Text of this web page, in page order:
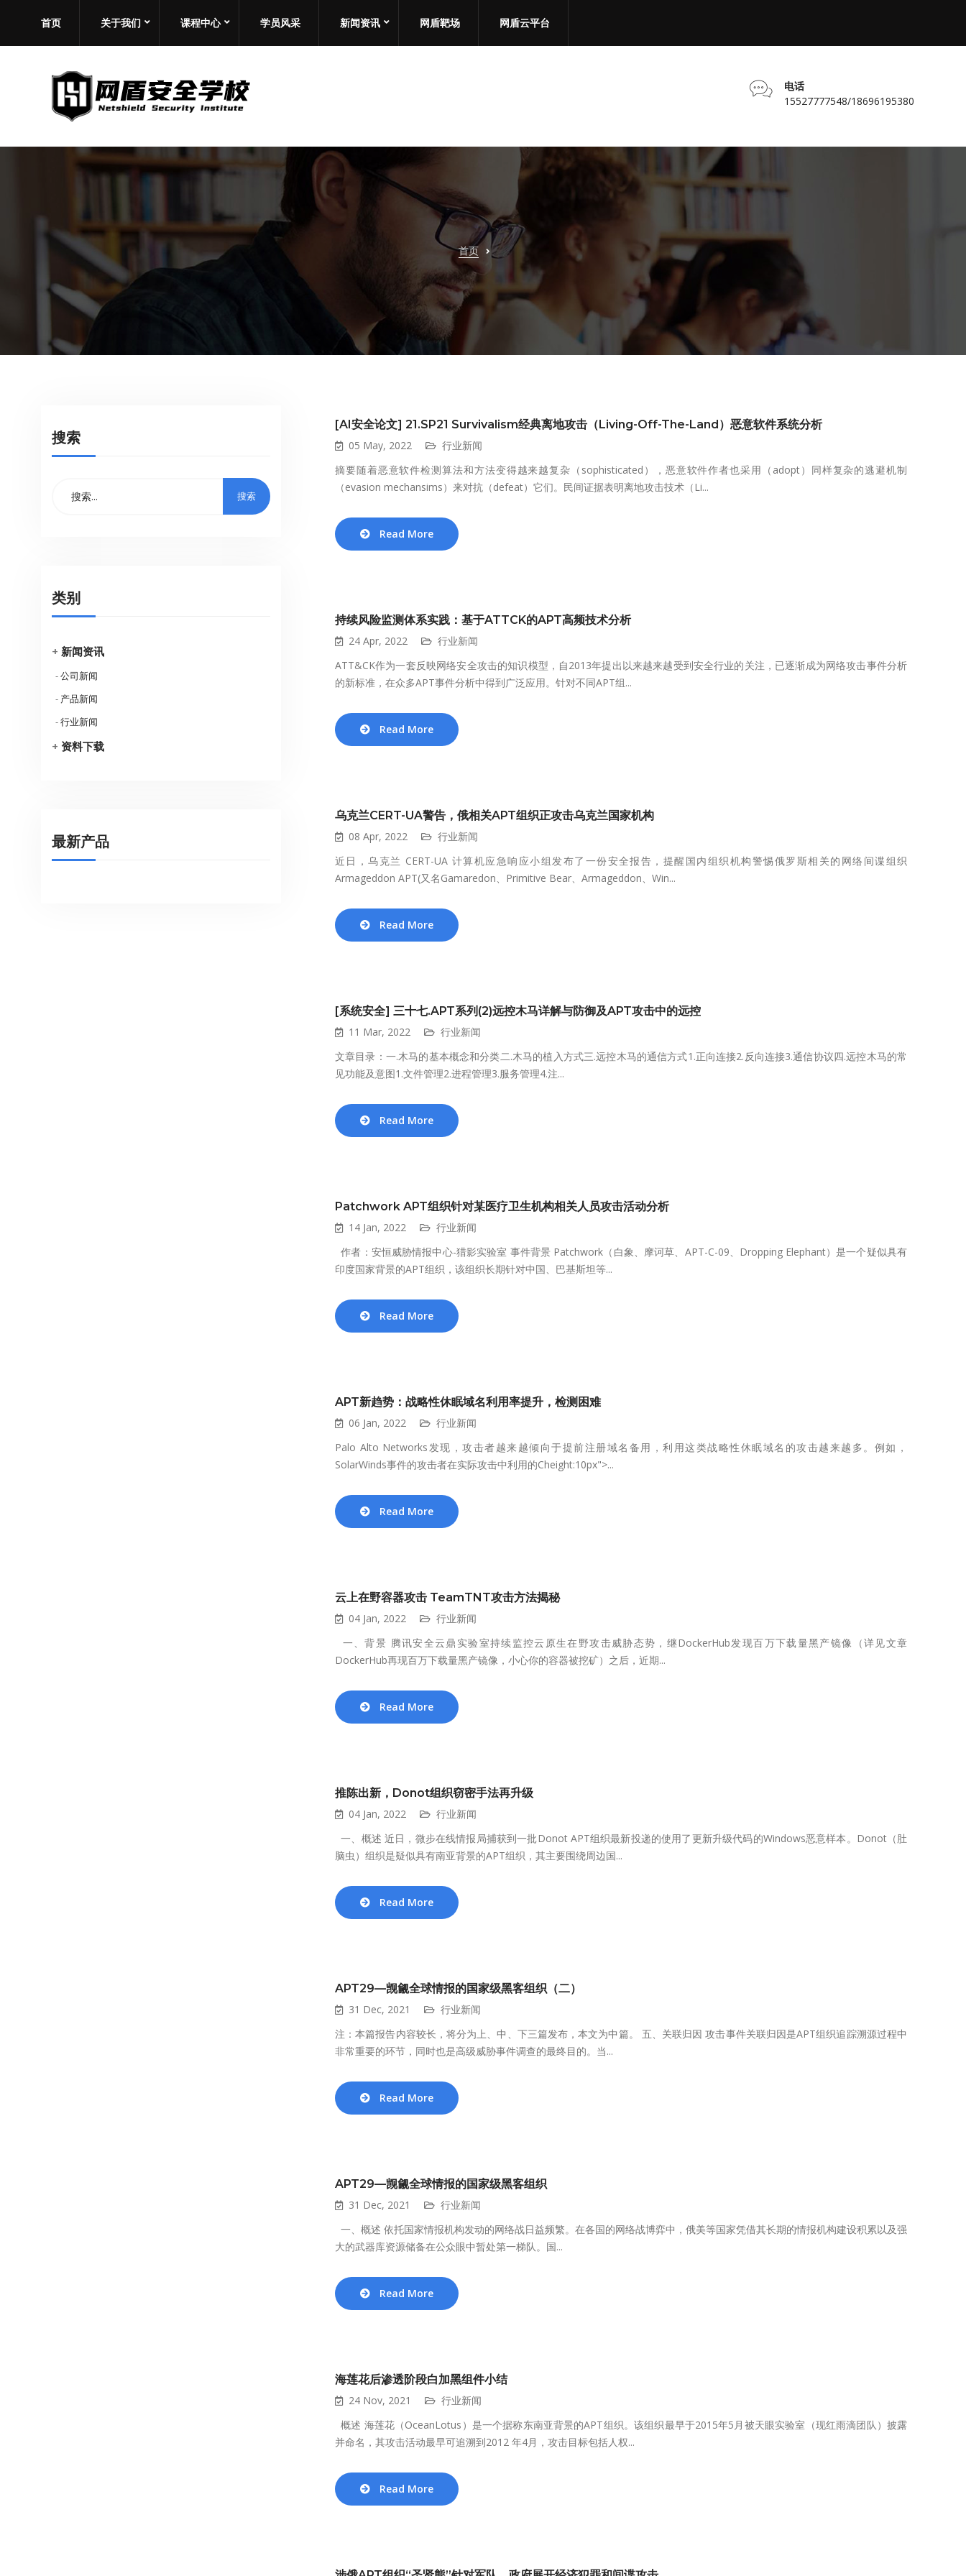
首页 关于我们 课程中心 学员风采 新闻资讯 网盾靶场 网盾云平台
电话
15527777548/18696195380
首页
[AI安全论文] 21.SP21 Survivalism经典离地攻击（Living-Off-The-Land）恶意软件系统分析
05 May, 2022
行业新闻
摘要随着恶意软件检测算法和方法变得越来越复杂（sophisticated），恶意软件作者也采用（adopt）同样复杂的逃避机制
（evasion mechansims）来对抗（defeat）它们。民间证据表明离地攻击技术（Li...
Read More
持续风险监测体系实践：基于ATTCK的APT高频技术分析
24 Apr, 2022
行业新闻
ATT&CK作为一套反映网络安全攻击的知识模型，自2013年提出以来越来越受到安全行业的关注，已逐渐成为网络攻击事件分析
的新标准，在众多APT事件分析中得到广泛应用。针对不同APT组...
Read More
乌克兰CERT-UA警告，俄相关APT组织正攻击乌克兰国家机构
08 Apr, 2022
行业新闻
近日，乌克兰 CERT-UA 计算机应急响应小组发布了一份安全报告，提醒国内组织机构警惕俄罗斯相关的网络间谍组织
Armageddon APT(又名Gamaredon、Primitive Bear、Armageddon、Win...
Read More
[系统安全] 三十七.APT系列(2)远控木马详解与防御及APT攻击中的远控
11 Mar, 2022
行业新闻
文章目录：一.木马的基本概念和分类二.木马的植入方式三.远控木马的通信方式1.正向连接2.反向连接3.通信协议四.远控木马的常
见功能及意图1.文件管理2.进程管理3.服务管理4.注...
Read More
Patchwork APT组织针对某医疗卫生机构相关人员攻击活动分析
14 Jan, 2022
行业新闻
作者：安恒威胁情报中心-猎影实验室 事件背景 Patchwork（白象、摩诃草、APT-C-09、Dropping Elephant）是一个疑似具有
印度国家背景的APT组织，该组织长期针对中国、巴基斯坦等...
Read More
APT新趋势：战略性休眠域名利用率提升，检测困难
06 Jan, 2022
行业新闻
Palo Alto Networks发现，攻击者越来越倾向于提前注册域名备用，利用这类战略性休眠域名的攻击越来越多。例如，
SolarWinds事件的攻击者在实际攻击中利用的Cheight:10px">...
Read More
云上在野容器攻击 TeamTNT攻击方法揭秘
04 Jan, 2022
行业新闻
一、背景 腾讯安全云鼎实验室持续监控云原生在野攻击威胁态势，继DockerHub发现百万下载量黑产镜像（详见文章
DockerHub再现百万下载量黑产镜像，小心你的容器被挖矿）之后，近期...
Read More
推陈出新，Donot组织窃密手法再升级
04 Jan, 2022
行业新闻
一、概述 近日，微步在线情报局捕获到一批Donot APT组织最新投递的使用了更新升级代码的Windows恶意样本。Donot（肚
脑虫）组织是疑似具有南亚背景的APT组织，其主要围绕周边国...
Read More
APT29—觊觎全球情报的国家级黑客组织（二）
31 Dec, 2021
行业新闻
注：本篇报告内容较长，将分为上、中、下三篇发布，本文为中篇。 五、关联归因 攻击事件关联归因是APT组织追踪溯源过程中
非常重要的环节，同时也是高级威胁事件调查的最终目的。当...
Read More
APT29—觊觎全球情报的国家级黑客组织
31 Dec, 2021
行业新闻
一、概述 依托国家情报机构发动的网络战日益频繁。在各国的网络战博弈中，俄美等国家凭借其长期的情报机构建设积累以及强
大的武器库资源储备在公众眼中暂处第一梯队。国...
Read More
海莲花后渗透阶段白加黑组件小结
24 Nov, 2021
行业新闻
概述 海莲花（OceanLotus）是一个据称东南亚背景的APT组织。该组织最早于2015年5月被天眼实验室（现红雨滴团队）披露
并命名，其攻击活动最早可追溯到2012 年4月，攻击目标包括人权...
Read More
搜索
类别
+ 新闻资讯
-公司新闻
- 产品新闻
-行业新闻
+ 资料下载
最新产品